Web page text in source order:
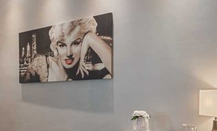
d'atmosfera e un cesto di frutta di benvenuto.